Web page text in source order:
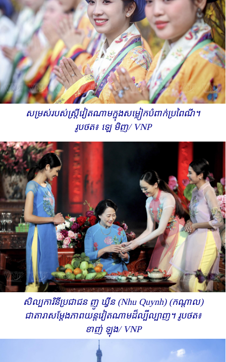
សម្រស់របស់ស្ត្រីវៀតណាមក្នុងសម្លៀកបំពាក់ប្រពៃណី។
រូបថត៖ ឡេ មិញ/ VNP
សិល្បការិនីប្រជាជន ញូ ឃ្វីន (Nhu Quynh) (កណ្តាល)
ជាតារាសម្តែងភាពយន្តវៀតណាមដ៏ល្បីល្បាញ។ រូបថត៖
ខាញ់ ឡុង/ VNP